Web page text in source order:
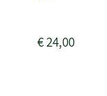
€24,00